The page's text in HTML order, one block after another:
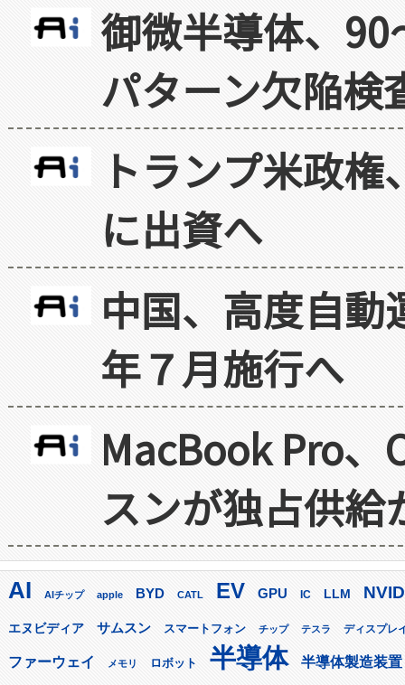
御微半導体、
パターン欠陥検
トランプ米政
に出資へ
中国、高度自
年７月施行へ
MacBook Pro
スンが独占供給
AI AIチップ apple BYD CATL EV GPU IC LLM
エヌビディア サムスン スマートフォン チップ テスラ ディスプレ
ファーウェイ メモリ ロボット 半導体 半導体製造装置